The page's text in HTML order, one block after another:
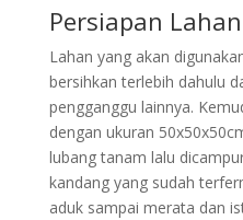
Persiapan
Lahan yang akan
bersihkan terlebih dahulu
pengganggu lainnya.
dengan ukuran
lubang tanam lalu
kandang yang sudah
aduk sampai merata dan